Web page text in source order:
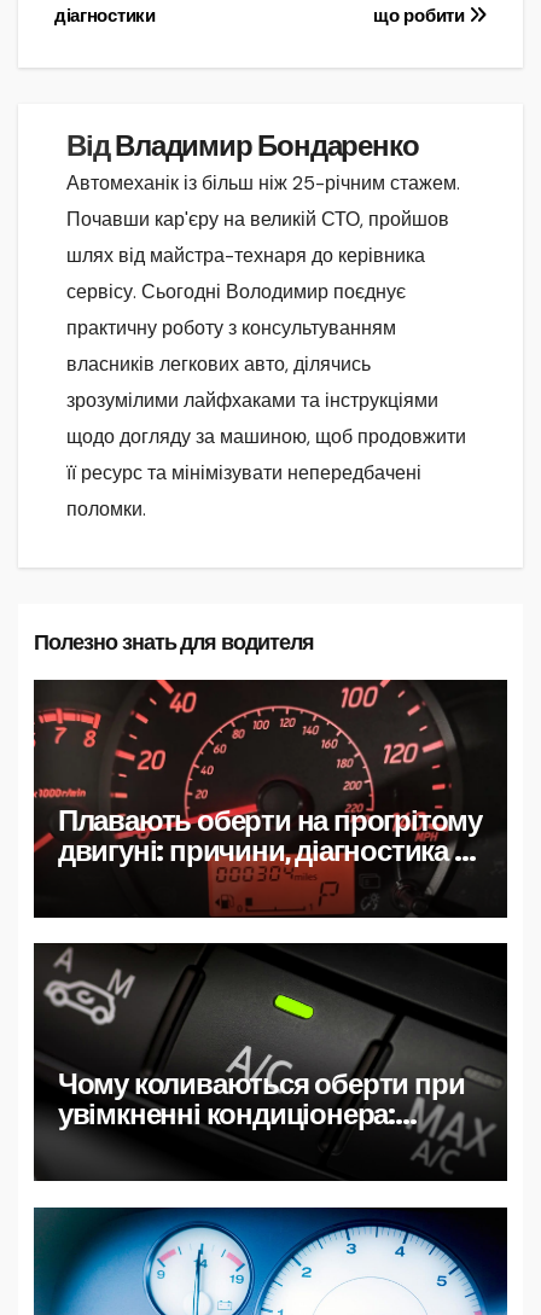
що робити
діагностики
ВідВладимир Бондаренко
Автомеханік із більш ніж 25-річним стажем.
Почавши кар'єру на великій СТО, пройшов
шлях від майстра-технаря до керівника
сервісу. Сьогодні Володимир поєднує
практичну роботу з консультуванням
власників легкових авто, ділячись
зрозумілими лайфхаками та інструкціями
щодо догляду за машиною, щоб продовжити
її ресурс та мінімізувати непередбачені
поломки.
Полезно знать для водителя
Плавають оберти на прогрітому
двигуні: причини, діагностика та
швидкі рішення
Чому коливаються оберти при
увімкненні кондиціонера:
причини, діагностика та
рішення